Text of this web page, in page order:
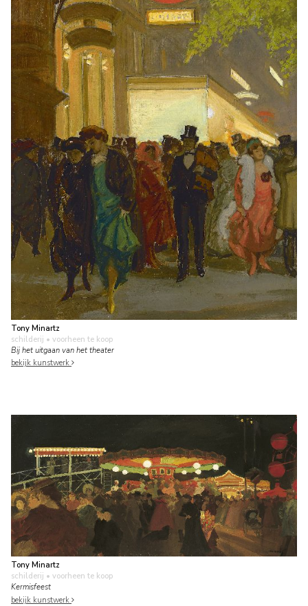
Tony Minartz
schilderij • voorheen te koop
Bij het uitgaan van het theater
bekijk kunstwerk
Tony Minartz
schilderij • voorheen te koop
Kermisfeest
bekijk kunstwerk